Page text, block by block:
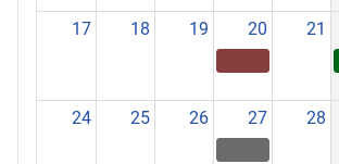
17 18 19 20 21
24 25 26 27 28